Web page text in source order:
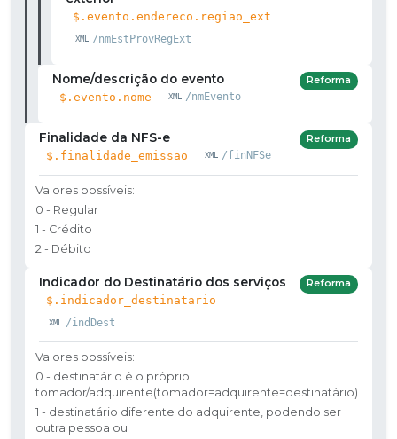
$.evento.endereco.regiao_ext
/nmEstProvRegExt
Nome/descrição do evento
$.evento.nome /nmEvento
Reforma
Finalidade da NFS-e
$.finalidade_emissao /finNFSe
Reforma
Valores possíveis:
0 - Regular
1 - Crédito
2 - Débito
Indicador do Destinatário dos serviços
$.indicador_destinatario
/indDest
Reforma
Valores possíveis:
0 - destinatário é o próprio
tomador/adquirente(tomador=adquirente=destinatário)
1 - destinatário diferente do adquirente, podendo ser
outra pessoa ou